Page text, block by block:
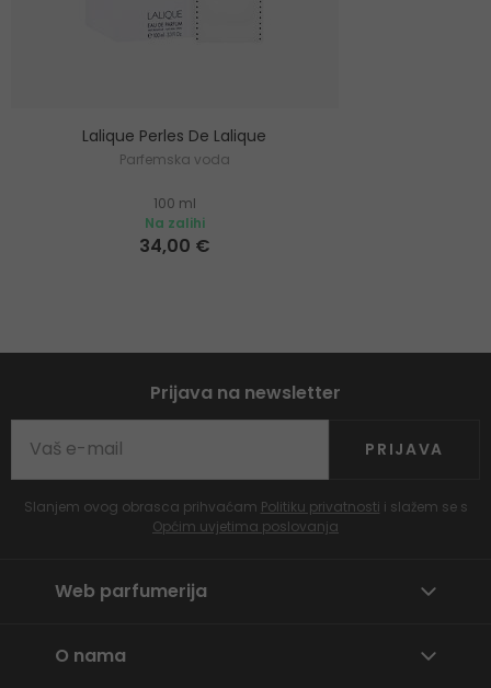
Lalique Perles De Lalique
Parfemska voda
100 ml
Na zalihi
34,00 €
Prijava na newsletter
PRIJAVA
Slanjem ovog obrasca prihvaćam Politiku privatnosti i slažem se s
Općim uvjetima poslovanja
Web parfumerija
O nama